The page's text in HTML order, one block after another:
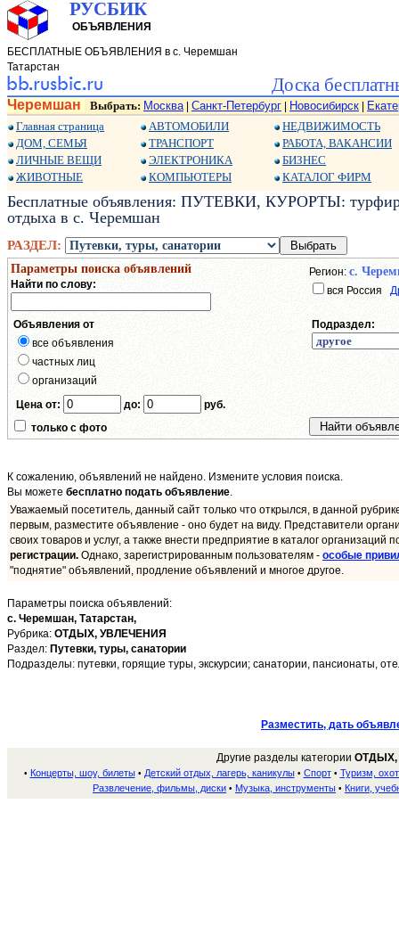
РУСБИК
ОБЪЯВЛЕНИЯ
БЕСПЛАТНЫЕ ОБЪЯВЛЕНИЯ в с. Черемшан
Татарстан
Доска
Черемшан Выбрать: Москва| Санкт-Петербург Новосибирск
Главная страница
ДОМ, СЕМЬЯ
ЛИЧНЫЕ ВЕЩИ
ЖИВОТНЫЕ
АВТОМОБИЛИ
ТРАНСПОРТ
ЭЛЕКТРОНИКА
КОМПЬЮТЕРЫ
НЕДВИЖИМОСТЬ
РАБОТА, ВАКАНСИИ
БИЗНЕС
КАТАЛОГ ФИРМ
Бесплатные объявления: ПУТЕВКИ, КУРОРТЫ:
отдыха в с. Черемшан
РАЗДЕЛ:
Параметры поиска объявлений
Найти по слову:
Регион: с.
вся Россия
Объявления от
все объявления
частных лиц
организаций
Подраздел:
Цена от: до:
руб.
только с фото
К сожалению, объявлений не найдено. Измените условия поиска.
Вы можете бесплатно подать объявление.
Уважаемый посетитель, данный сайт только что открылся, в данной
первым, разместите объявление - оно будет на виду. Представители
своих товаров и услуг, а также внести предприятие в каталог организаций
регистрации. Однако, зарегистрированным пользователям - особые
"поднятие" объявлений, продление объявлений и многое другое.
Параметры поиска объявлений:
с. Черемшан, Татарстан,
Рубрика: ОТДЫХ, УВЛЕЧЕНИЯ
Раздел: Путевки, туры, санатории
Подразделы: путевки, горящие туры, экскурсии; санатории, пансионаты,
Разместить, дать
Другие разделы категории ОТДЫХ,
• Концерты, шоу, билеты• Детский отдых, лагерь, каникулы• Спорт• Туризм,
Развлечение, фильмы, диски • Музыка, инструменты • Книги,